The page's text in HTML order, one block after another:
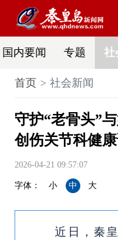
国内要闻 专题 社
首页 社会新闻
守护“老骨头”
创伤关节科健
2026-04-21 09:57:07
字体： 小 中 大
近日，秦